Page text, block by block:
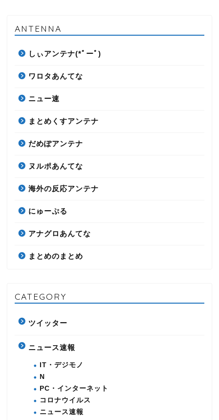
ANTENNA
しぃアンテナ(*ﾟーﾟ)
ワロタあんてな
ニュー速
まとめくすアンテナ
だめぽアンテナ
ヌルポあんてな
海外の反応アンテナ
にゅーぷる
アナグロあんてな
まとめのまとめ
CATEGORY
ツイッター
ニュース速報
IT・デジモノ
N
PC・インターネット
コロナウイルス
ニュース速報